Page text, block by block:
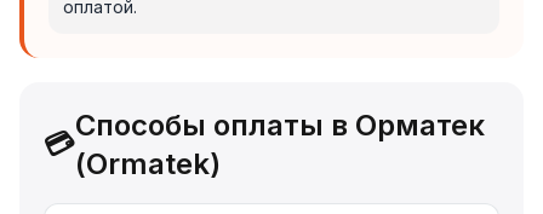
оплатой.
💳
Способы оплаты в Орматек
(Ormatek)